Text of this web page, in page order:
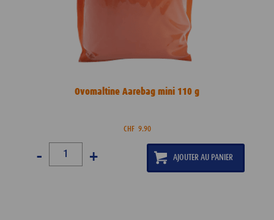
Ovomaltine Aarebag mini 110 g
CHF 9.90
- +